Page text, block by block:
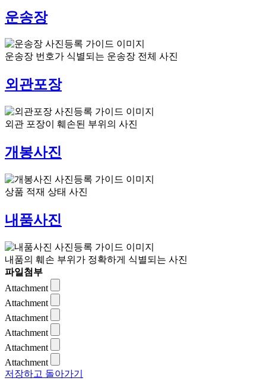
운송장
운송장 번호가 식별되는 운송장 전체 사진
외관포장
외관 포장이 훼손된 부위의 사진
개봉사진
상품 적재 상태 사진
내품사진
내품의 훼손 부위가 정확하게 식별되는 사진
파일첨부
Attachment
Attachment
Attachment
Attachment
Attachment
Attachment
저장하고 돌아가기